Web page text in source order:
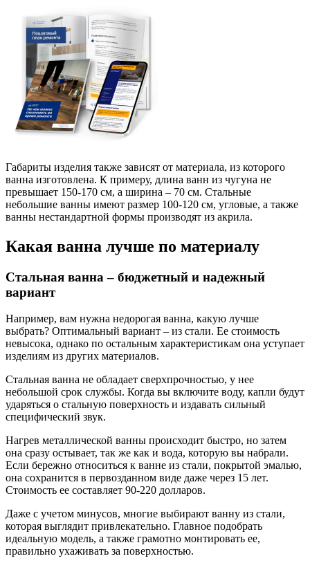
Габариты изделия также зависят от материала, из которого
ванна изготовлена. К примеру, длина ванн из чугуна не
превышает 150-170 см, а ширина – 70 см. Стальные
небольшие ванны имеют размер 100-120 см, угловые, а также
ванны нестандартной формы производят из акрила.
Какая ванна лучше по материалу
Стальная ванна – бюджетный и надежный
вариант
Например, вам нужна недорогая ванна, какую лучше
выбрать? Оптимальный вариант – из стали. Ее стоимость
невысока, однако по остальным характеристикам она уступает
изделиям из других материалов.
Стальная ванна не обладает сверхпрочностью, у нее
небольшой срок службы. Когда вы включите воду, капли будут
ударяться о стальную поверхность и издавать сильный
специфический звук.
Нагрев металлической ванны происходит быстро, но затем
она сразу остывает, так же как и вода, которую вы набрали.
Если бережно относиться к ванне из стали, покрытой эмалью,
она сохранится в первозданном виде даже через 15 лет.
Стоимость ее составляет 90-220 долларов.
Даже с учетом минусов, многие выбирают ванну из стали,
которая выглядит привлекательно. Главное подобрать
идеальную модель, а также грамотно монтировать ее,
правильно ухаживать за поверхностью.